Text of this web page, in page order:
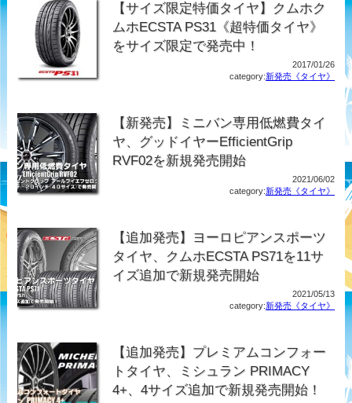
【サイズ限定特価タイヤ】クムホク
ムホECSTA PS31《超特価タイヤ》
をサイズ限定で発売中！
2017/01/26
category:新発売《タイヤ》
【新発売】ミニバン専用低燃費タイ
ヤ、グッドイヤーEfficientGrip
RVF02を新規発売開始
2021/06/02
category:新発売《タイヤ》
【追加発売】ヨーロピアンスポーツ
タイヤ、クムホECSTA PS71を11サ
イズ追加で新規発売開始
2021/05/13
category:新発売《タイヤ》
【追加発売】プレミアムコンフォー
トタイヤ、ミシュラン PRIMACY
4+、4サイズ追加で新規発売開始！